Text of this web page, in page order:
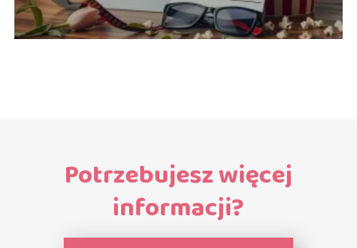
Potrzebujesz więcej
informacji?